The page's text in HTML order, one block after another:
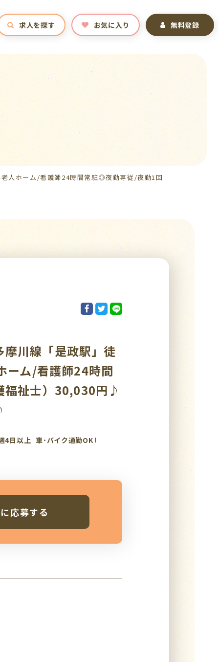
求人を探す お気に入り 無料登録
人ホーム/看護師24時間常駐◎夜勤専従/夜勤1回
川線「是政駅」徒
ム/看護師24時間
祉士）30,030円♪
4日以上 車･バイク通勤OK
応募する